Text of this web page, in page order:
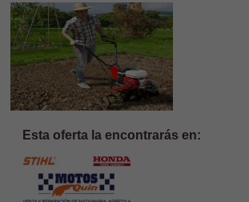
Esta oferta la encontrarás en: